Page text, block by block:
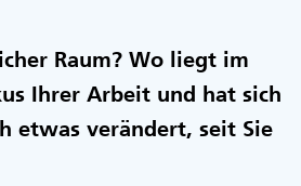
Raum? Wo liegt im
Ihrer Arbeit und hat sich
etwas verändert, seit Sie